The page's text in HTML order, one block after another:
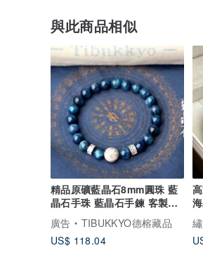
與此商品相似
精品原礦藍晶石8mm圓珠 藍
晶石手珠 藍晶石手鍊 客製化
設計
廣告
TIBUKKYO德榕藏品
US$ 118.04